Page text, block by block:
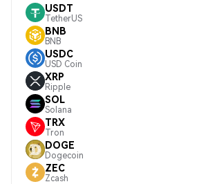
USDT
TetherUS
BNB
BNB
USDC
USD Coin
XRP
Ripple
SOL
Solana
TRX
Tron
DOGE
Dogecoin
ZEC
Zcash